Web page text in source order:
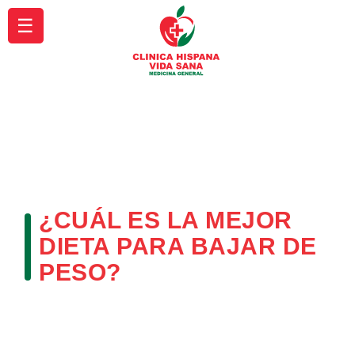
¿CUÁL ES LA MEJOR
DIETA PARA BAJAR DE
PESO?
☰